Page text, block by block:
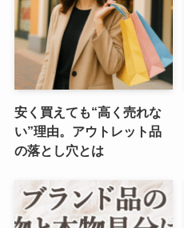
安く買えても“高く売れな
い”理由。アウトレット品
の落とし穴とは